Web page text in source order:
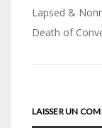
de
Lapsed &
Death of
LAISSER UN